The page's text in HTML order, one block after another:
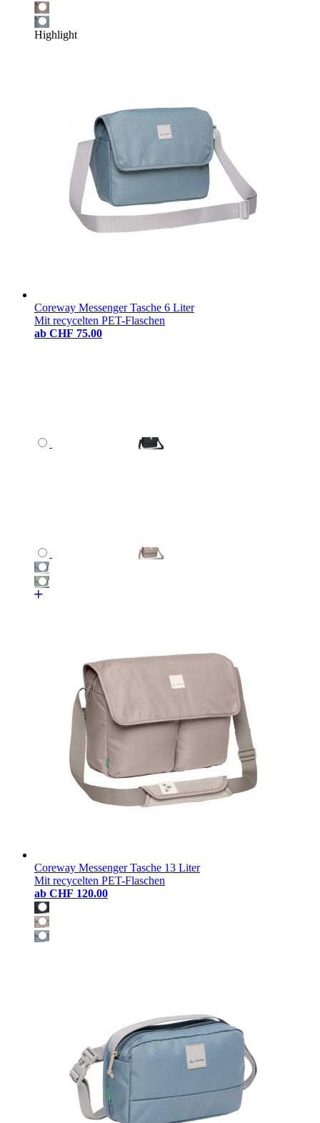
Highlight
Coreway Messenger Tasche 6 Liter
Mit recycelten PET-Flaschen
ab CHF 75.00
Coreway Messenger Tasche 13 Liter
Mit recycelten PET-Flaschen
ab CHF 120.00